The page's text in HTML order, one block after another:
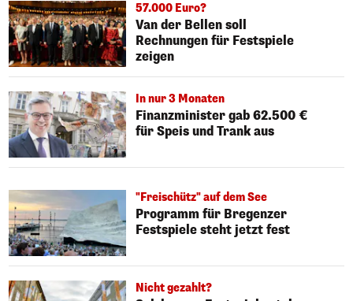
57.000 Euro?
Van der Bellen soll
Rechnungen für Festspiele
zeigen
In nur 3 Monaten
Finanzminister gab 62.500 €
für Speis und Trank aus
"Freischütz" auf dem See
Programm für Bregenzer
Festspiele steht jetzt fest
Nicht gezahlt?